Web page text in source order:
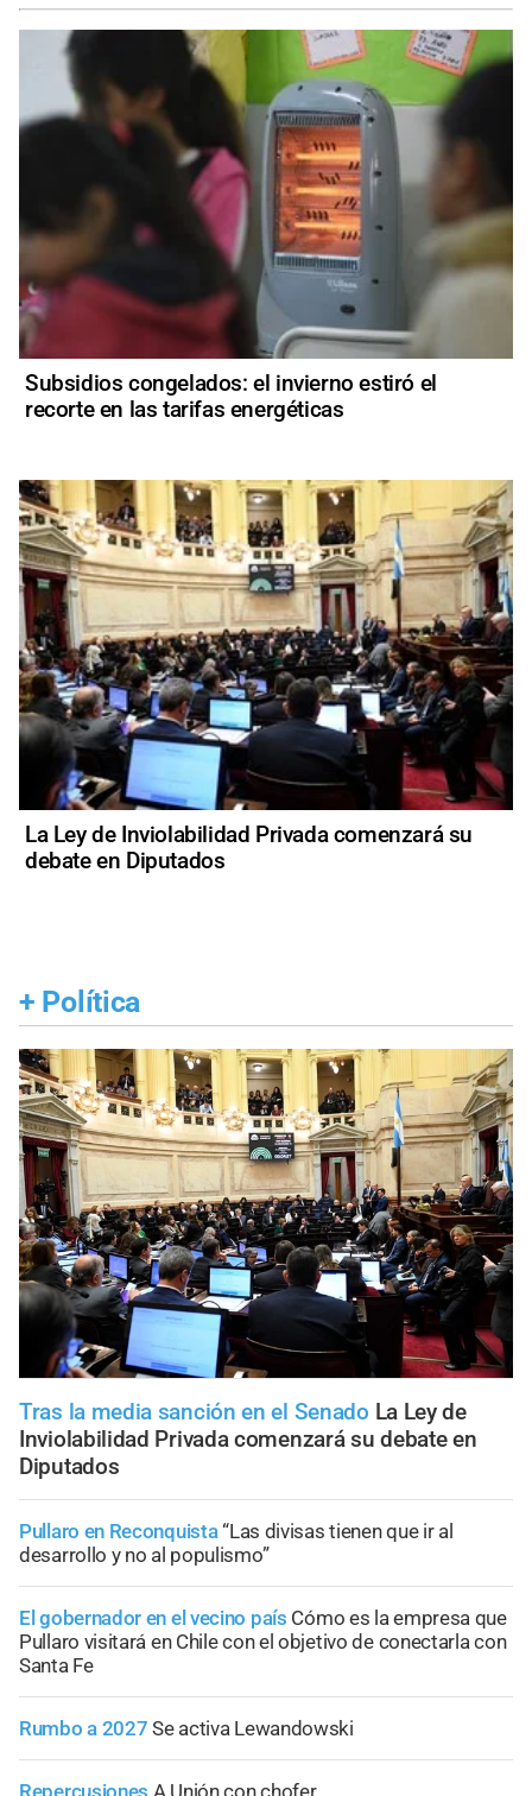
Subsidios congelados: el invierno estiró el
recorte en las tarifas energéticas
La Ley de Inviolabilidad Privada comenzará su
debate en Diputados
+ Política
Tras la media sanción en el Senado La Ley de
Inviolabilidad Privada comenzará su debate en
Diputados
Pullaro en Reconquista“Las divisas tienen que ir al
desarrollo y no al populismo”
El gobernador en el vecino país Cómo es la empresa que
Pullaro visitará en Chile con el objetivo de conectarla con
Santa Fe
Rumbo a 2027 Se activa Lewandowski